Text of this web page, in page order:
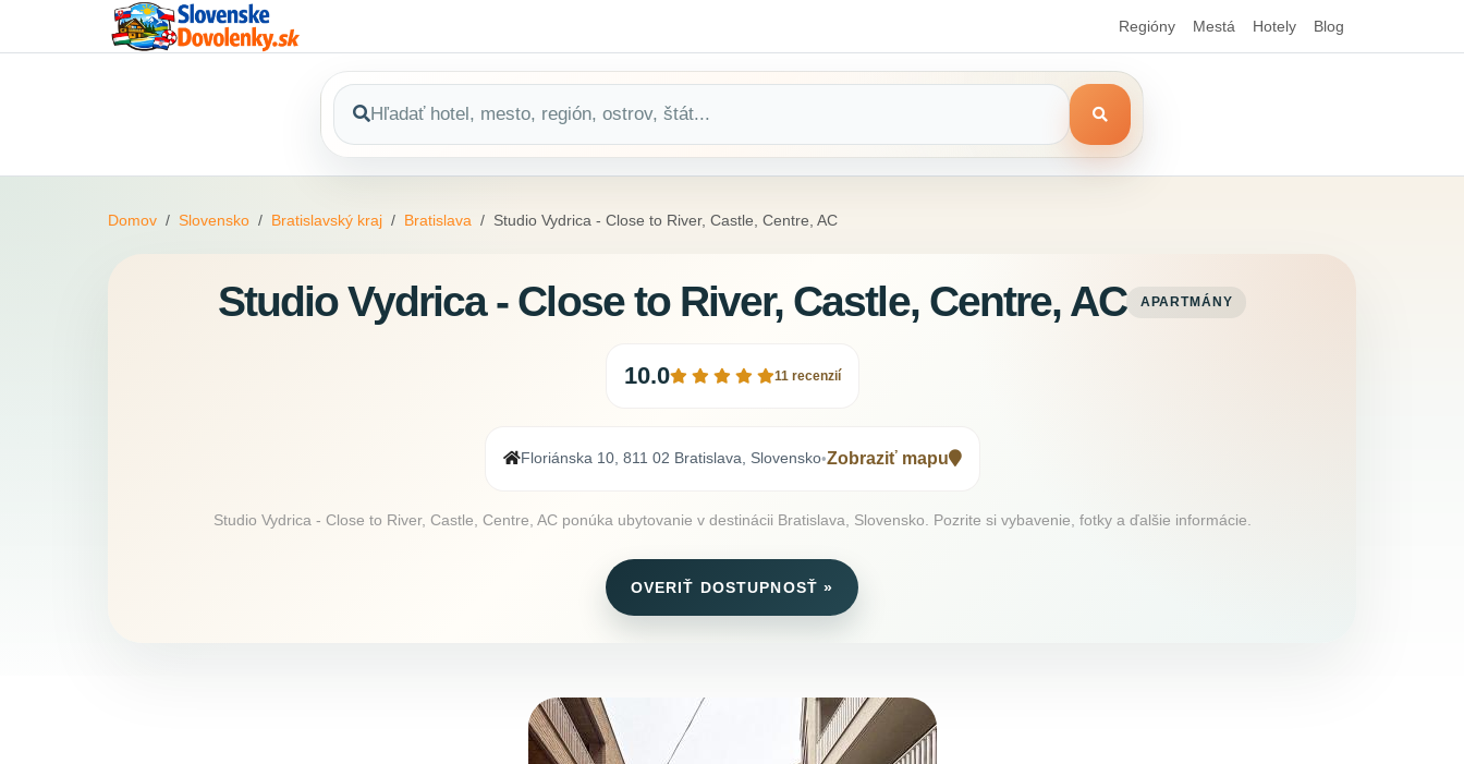
Regióny Mestá Hotely Blog
Domov Slovensko Bratislavský kraj Bratislava Studio Vydrica - Close to River, Castle, Centre, AC
Studio Vydrica - Close to River, Castle, Centre, AC APARTMÁNY
10.0 11 recenzií
Floriánska 10, 811 02 Bratislava, Slovensko•Zobraziť mapu
Studio Vydrica - Close to River, Castle, Centre, AC ponúka ubytovanie v destinácii Bratislava, Slovensko. Pozrite si vybavenie, fotky a ďalšie informácie.
OVERIŤ DOSTUPNOSŤ »